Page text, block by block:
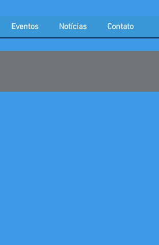
Eventos Notícias Contato